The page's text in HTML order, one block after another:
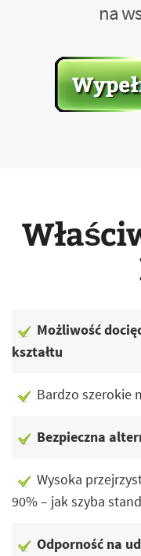
na
Możliwość
kształtu
Bardzo szerokie
Bezpieczna
Wysoka
90% – jak szyba
Odporność na